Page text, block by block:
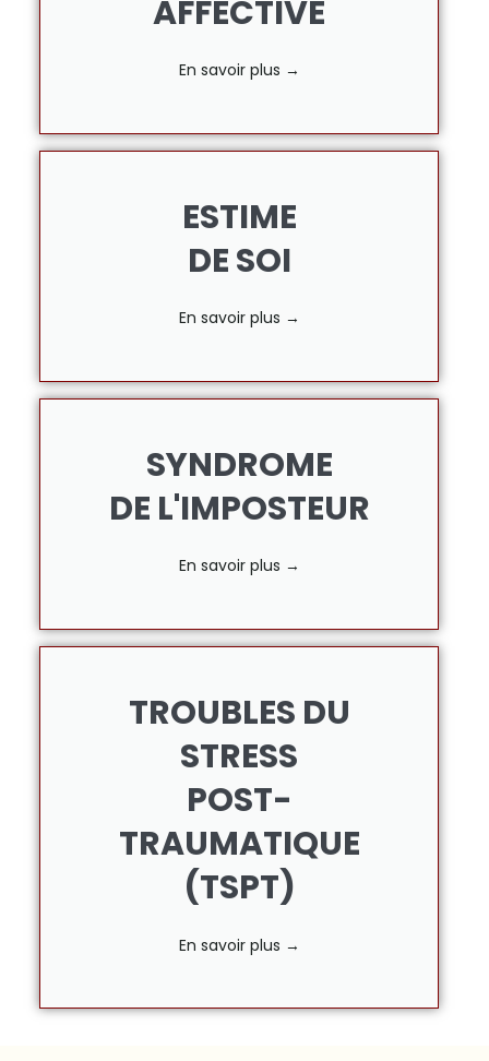
AFFECTIVE
En savoir plus →
ESTIME
DE SOI
En savoir plus →
SYNDROME
DE L'IMPOSTEUR
En savoir plus →
TROUBLES DU
STRESS
POST-
TRAUMATIQUE
(TSPT)
En savoir plus →